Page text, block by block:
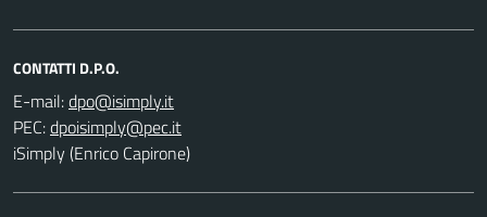
CONTATTI D.P.O.
E-mail:
PEC:
iSimply (Enrico Capirone)